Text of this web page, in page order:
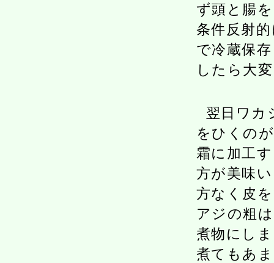
ず頭と腸
条件反射
で冷蔵保
したら大
翌日ワカ
をひくの
霜に加工
方が美味
方なく皮
アジの粗
煮物にし
煮てもあ